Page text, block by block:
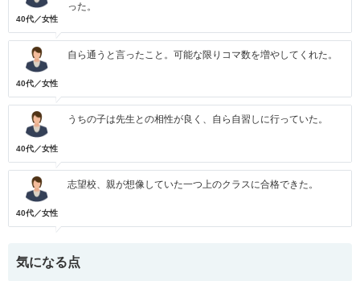
40代／女性
った。
40代／女性
自ら通うと言ったこと。可能な限りコマ数を増やしてくれた。
40代／女性
うちの子は先生との相性が良く、自ら自習しに行っていた。
40代／女性
志望校、親が想像していた一つ上のクラスに合格できた。
気になる点